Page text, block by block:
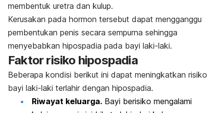
membentuk uretra dan kulup.
Kerusakan pada hormon tersebut dapat mengganggu
pembentukan penis secara sempurna sehingga
menyebabkan hipospadia pada bayi laki-laki.
Faktor risiko hipospadia
Beberapa kondisi berikut ini dapat meningkatkan risiko
bayi laki-laki terlahir dengan hipospadia.
Riwayat keluarga. Bayi berisiko mengalami